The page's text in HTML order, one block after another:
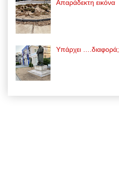
Απαράδεκτη εικόνα
Υπάρχει ….διαφορά;